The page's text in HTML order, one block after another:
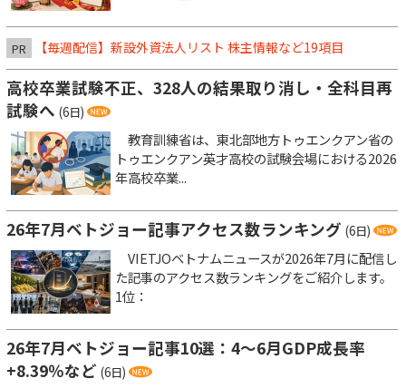
PR 【毎週配信】新設外資法人リスト 株主情報など19項目
高校卒業試験不正、328人の結果取り消し・全科目再
試験へ (6日)
教育訓練省は、東北部地方トゥエンクアン省の
トゥエンクアン英才高校の試験会場における2026
年高校卒業...
26年7月ベトジョー記事アクセス数ランキング (6日)
VIETJOベトナムニュースが2026年7月に配信し
た記事のアクセス数ランキングをご紹介します。
1位：
26年7月ベトジョー記事10選：4～6月GDP成長率
+8.39％など (6日)